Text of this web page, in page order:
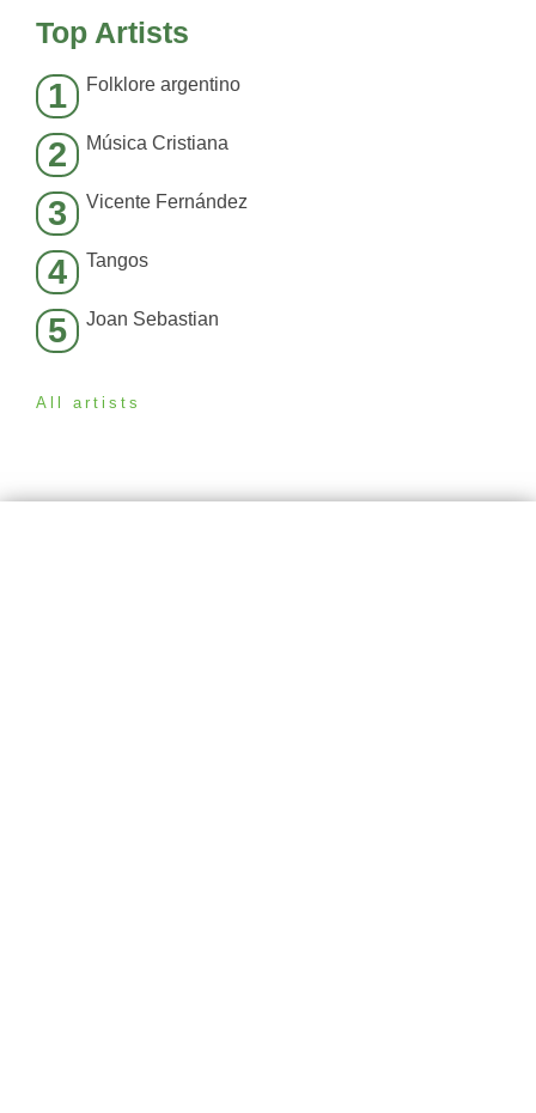
Top Artists
1 Folklore argentino
2 Música Cristiana
3 Vicente Fernández
4 Tangos
5 Joan Sebastian
All artists